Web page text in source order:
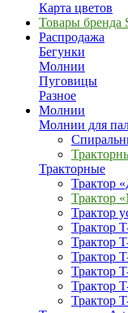
Карта цветов
Товары бренда
Распродажа
Бегунки
Молнии
Пуговицы
Разное
Молнии
Молнии для
Тракторные
Трактор
Трактор
Трактор
Трактор
Трактор
Трактор
Трактор
Трактор
Трактор